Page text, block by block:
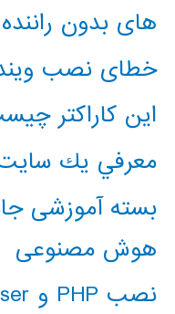
های بدون راننده
خطای نصب
این کاراکتر چیست؟
معرفي يك سايت
بسته آموزشی
هوش مصنوعی
نصب PHP و composer در ویندوز 10